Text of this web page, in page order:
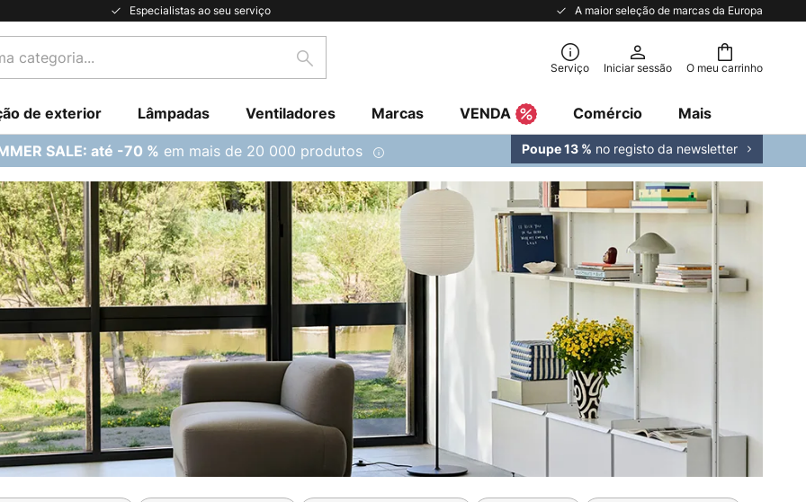
Especialistas ao seu serviço A maior seleção de marcas da Europa
O meu carrinho
Pesquisar Serviço Iniciar sessão
de exterior Lâmpadas Ventiladores Marcas VENDA Comércio Mais
SALE: até -70 % em mais de 20 000 produtos Poupe 13 % no registo da newsletter